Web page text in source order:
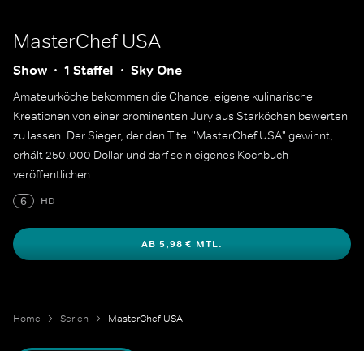
MasterChef USA
Show 1 Staffel Sky One
Amateurköche bekommen die Chance, eigene kulinarische
Kreationen von einer prominenten Jury aus Starköchen bewerten
zu lassen. Der Sieger, der den Titel "MasterChef USA" gewinnt,
erhält 250.000 Dollar und darf sein eigenes Kochbuch
veröffentlichen.
6
HD
AB 5,98 € MTL.
Home Serien MasterChef USA